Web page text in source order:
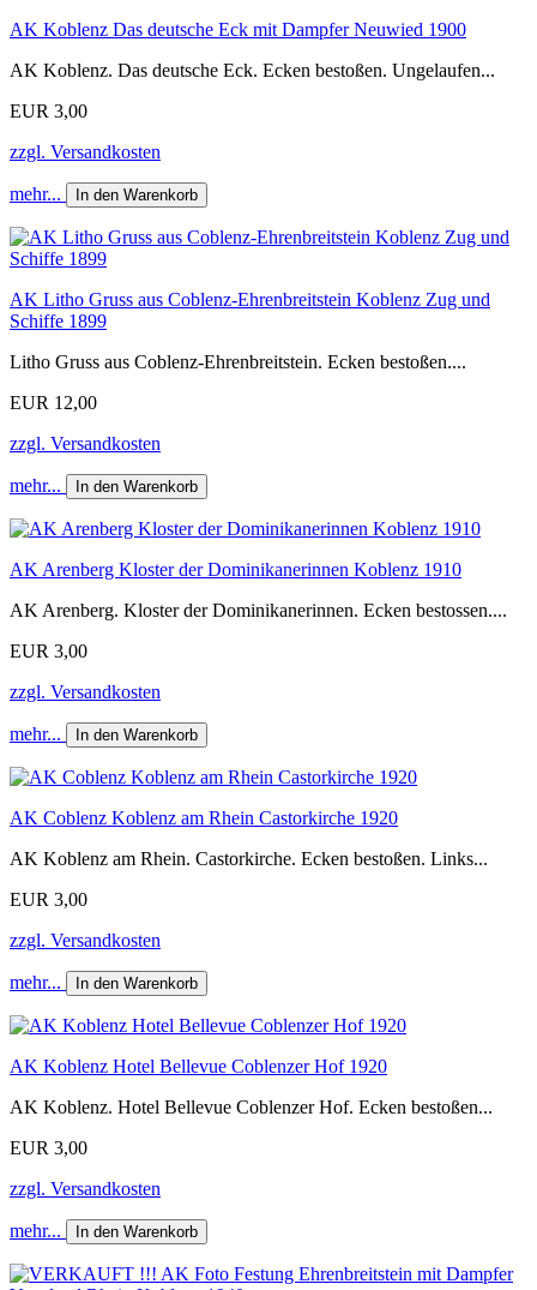
AK Koblenz Das deutsche Eck mit Dampfer Neuwied 1900
AK Koblenz. Das deutsche Eck. Ecken bestoßen. Ungelaufen...
EUR 3,00
zzgl. Versandkosten
mehr... In den Warenkorb
AK Litho Gruss aus Coblenz-Ehrenbreitstein Koblenz Zug und
Schiffe 1899
Litho Gruss aus Coblenz-Ehrenbreitstein. Ecken bestoßen....
EUR 12,00
zzgl. Versandkosten
mehr... In den Warenkorb
AK Arenberg Kloster der Dominikanerinnen Koblenz 1910
AK Arenberg. Kloster der Dominikanerinnen. Ecken bestossen....
EUR 3,00
zzgl. Versandkosten
mehr... In den Warenkorb
AK Coblenz Koblenz am Rhein Castorkirche 1920
AK Koblenz am Rhein. Castorkirche. Ecken bestoßen. Links...
EUR 3,00
zzgl. Versandkosten
mehr... In den Warenkorb
AK Koblenz Hotel Bellevue Coblenzer Hof 1920
AK Koblenz. Hotel Bellevue Coblenzer Hof. Ecken bestoßen...
EUR 3,00
zzgl. Versandkosten
mehr... In den Warenkorb